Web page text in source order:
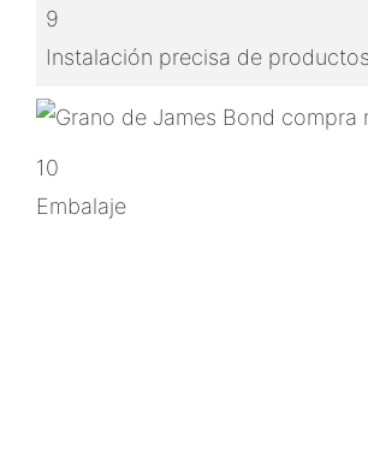
9
Instalación precisa de
10
Embalaje